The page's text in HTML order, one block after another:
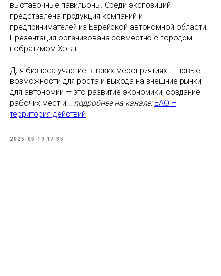
выставочные павильоны. Среди экспозиций
представлена продукция компаний и
предпринимателей из Еврейской автономной области.
Презентация организована совместно с городом-
побратимом Хэган.
Для бизнеса участие в таких мероприятиях — новые
возможности для роста и выхода на внешние рынки,
для автономии — это развитие экономики, создание
рабочих мест и... подробнее на канале: ЕАО –
территория действий
2025-05-19 17:35